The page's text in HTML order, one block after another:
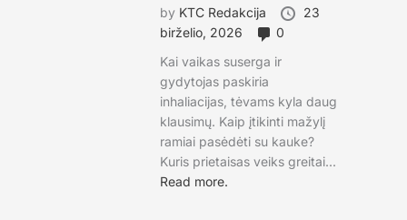
by KTC Redakcija
23
birželio, 2026
0
Kai vaikas suserga ir
gydytojas paskiria
inhaliacijas, tėvams kyla daug
klausimų. Kaip įtikinti mažylį
ramiai pasėdėti su kauke?
Kuris prietaisas veiks greitai...
Read more.